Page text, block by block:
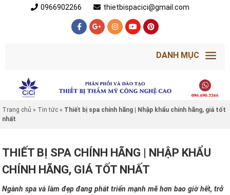
0966902266 thietbispacici@gmail.com
DANH MỤC
Trang chủ » Tin tức » Thiết bị spa chính hãng | Nhập khẩu chính hãng, giá tốt
nhất
THIẾT BỊ SPA CHÍNH HÃNG | NHẬP KHẨU
CHÍNH HÃNG, GIÁ TỐT NHẤT
Ngành spa và làm đẹp đang phát triển mạnh mẽ hơn bao giờ hết, trở